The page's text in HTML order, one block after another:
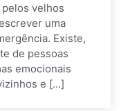
velhos
uma
Existe,
de pessoas
emocionais
e […]